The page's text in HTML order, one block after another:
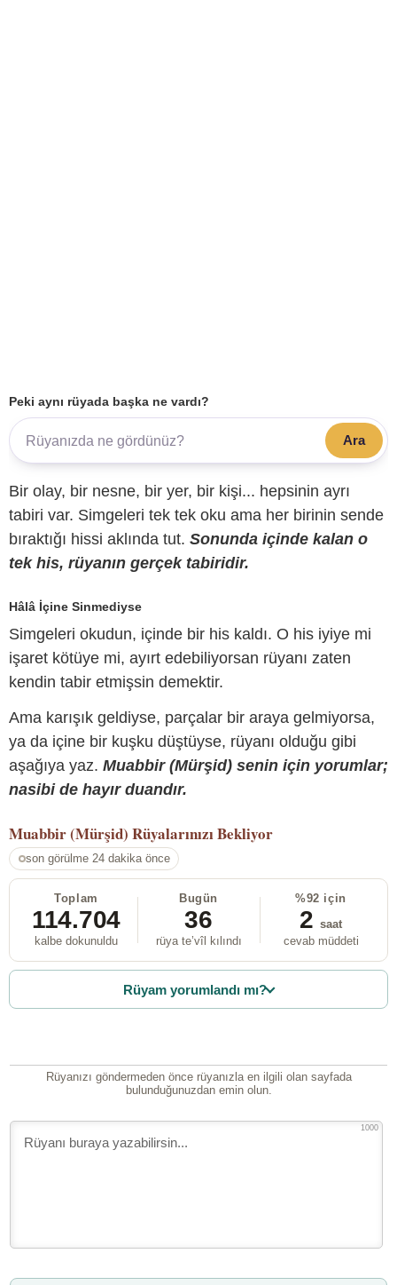
Peki aynı rüyada başka ne vardı?
Ara
Bir olay, bir nesne, bir yer, bir kişi... hepsinin ayrı
tabiri var. Simgeleri tek tek oku ama her birinin sende
bıraktığı hissi aklında tut. Sonunda içinde kalan o
tek his, rüyanın gerçek tabiridir.
Hâlâ İçine Sinmediyse
Simgeleri okudun, içinde bir his kaldı. O his iyiye mi
işaret kötüye mi, ayırt edebiliyorsan rüyanı zaten
kendin tabir etmişsin demektir.
Ama karışık geldiyse, parçalar bir araya gelmiyorsa,
ya da içine bir kuşku düştüyse, rüyanı olduğu gibi
aşağıya yaz. Muabbir (Mürşid) senin için yorumlar;
nasibi de hayır duandır.
Muabbir (Mürşid) Rüyalarınızı Bekliyor
son görülme 24 dakika önce
Toplam
114.704
kalbe dokunuldu
Bugün
36
rüya te’vîl kılındı
%92 için
2 saat
cevab müddeti
Rüyam yorumlandı mı?
Rüyanızı göndermeden önce rüyanızla en ilgili olan sayfada
bulunduğunuzdan emin olun.
1000